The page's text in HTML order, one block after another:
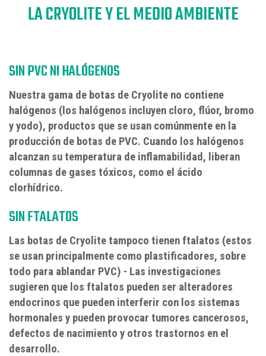
LA CRYOLITE Y EL MEDIO AMBIENTE
SIN PVC NI HALÓGENOS
Nuestra gama de botas de Cryolite no contiene
halógenos (los halógenos incluyen cloro, flúor, bromo
y yodo), productos que se usan comúnmente en la
producción de botas de PVC. Cuando los halógenos
alcanzan su temperatura de inflamabilidad, liberan
columnas de gases tóxicos, como el ácido
clorhídrico.
SIN FTALATOS
Las botas de Cryolite tampoco tienen ftalatos (estos
se usan principalmente como plastificadores, sobre
todo para ablandar PVC) - Las investigaciones
sugieren que los ftalatos pueden ser alteradores
endocrinos que pueden interferir con los sistemas
hormonales y pueden provocar tumores cancerosos,
defectos de nacimiento y otros trastornos en el
desarrollo.